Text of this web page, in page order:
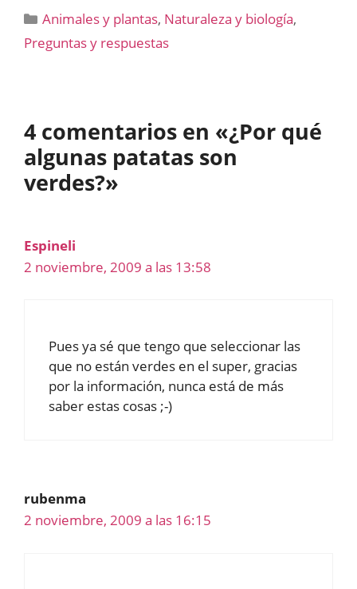
Categorías
Animales y plantas, Naturaleza y biología,
Preguntas y respuestas
4 comentarios en «¿Por qué
algunas patatas son
verdes?»
Espineli
2 noviembre, 2009 a las 13:58
Pues ya sé que tengo que seleccionar las
que no están verdes en el super, gracias
por la información, nunca está de más
saber estas cosas ;-)
rubenma
2 noviembre, 2009 a las 16:15